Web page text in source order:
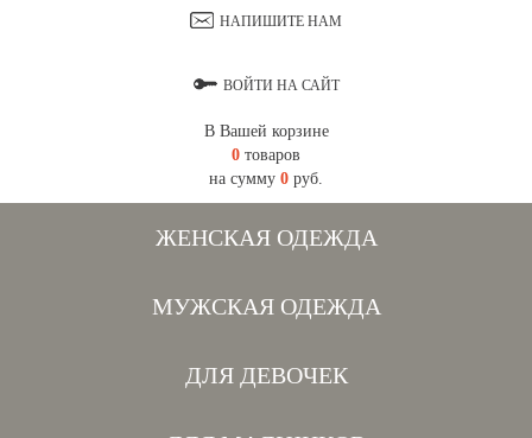
НАПИШИТЕ НАМ
ВОЙТИ НА САЙТ
В Вашей корзине
0 товаров
на сумму 0 руб.
ЖЕНСКАЯ ОДЕЖДА
МУЖСКАЯ ОДЕЖДА
ДЛЯ ДЕВОЧЕК